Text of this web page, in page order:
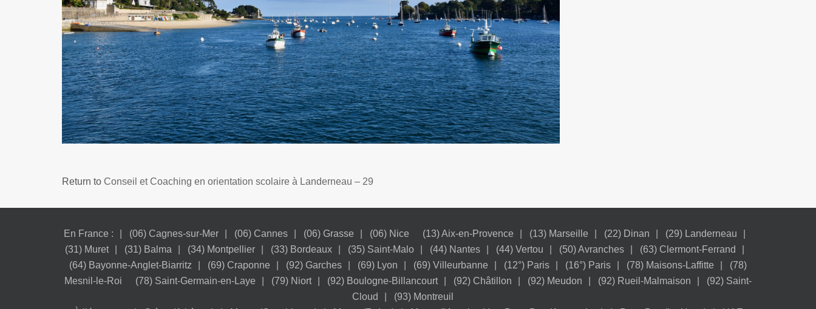
Return to Conseil et Coaching en orientation scolaire à Landerneau – 29
En France : (06) Cagnes-sur-Mer (06) Cannes (06) Grasse (06) Nice (13) Aix-en-Provence (13) Marseille (22) Dinan
(29) Landerneau
(31) Muret
(31) Balma (34) Montpellier (33) Bordeaux (35) Saint-Malo (44) Nantes (44) Vertou (50) Avranches
(63) Clermont-Ferrand
(64) Bayonne-Anglet-Biarritz
(69) Craponne (92) Garches (69) Lyon (69) Villeurbanne (12°) Paris (16°) Paris (78) Maisons-Laffitte
(78)
Mesnil-le-Roi
(78) Saint-Germain-en-Laye (79) Niort (92) Boulogne-Billancourt (92) Châtillon (92) Meudon (92) Rueil-Malmaison
(92) Saint-
Cloud
(93) Montreuil